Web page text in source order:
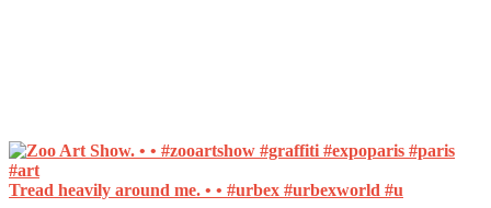
Tread heavily around me. • • #urbex #urbexworld #u